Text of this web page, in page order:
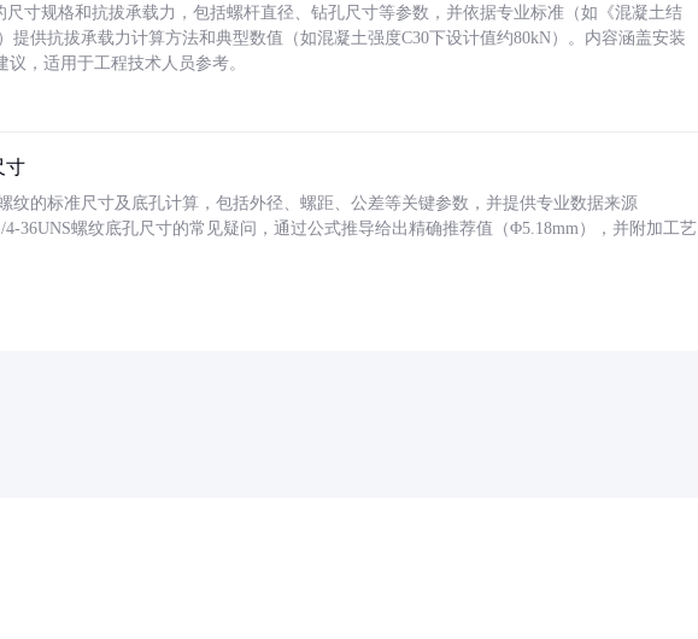
尺寸规格和抗拔承载力，包括螺杆直径、钻孔尺寸等参数，并依据专业标准（如《混凝土结
提供抗拔承载力计算方法和典型数值（如混凝土强度C30下设计值约80kN）。内容涵盖安装
，适用于工程技术人员参考。
寸
纹的标准尺寸及底孔计算，包括外径、螺距、公差等关键参数，并提供专业数据来源
4-36UNS螺纹底孔尺寸的常见疑问，通过公式推导给出精确推荐值（Φ5.18mm），并附加工艺